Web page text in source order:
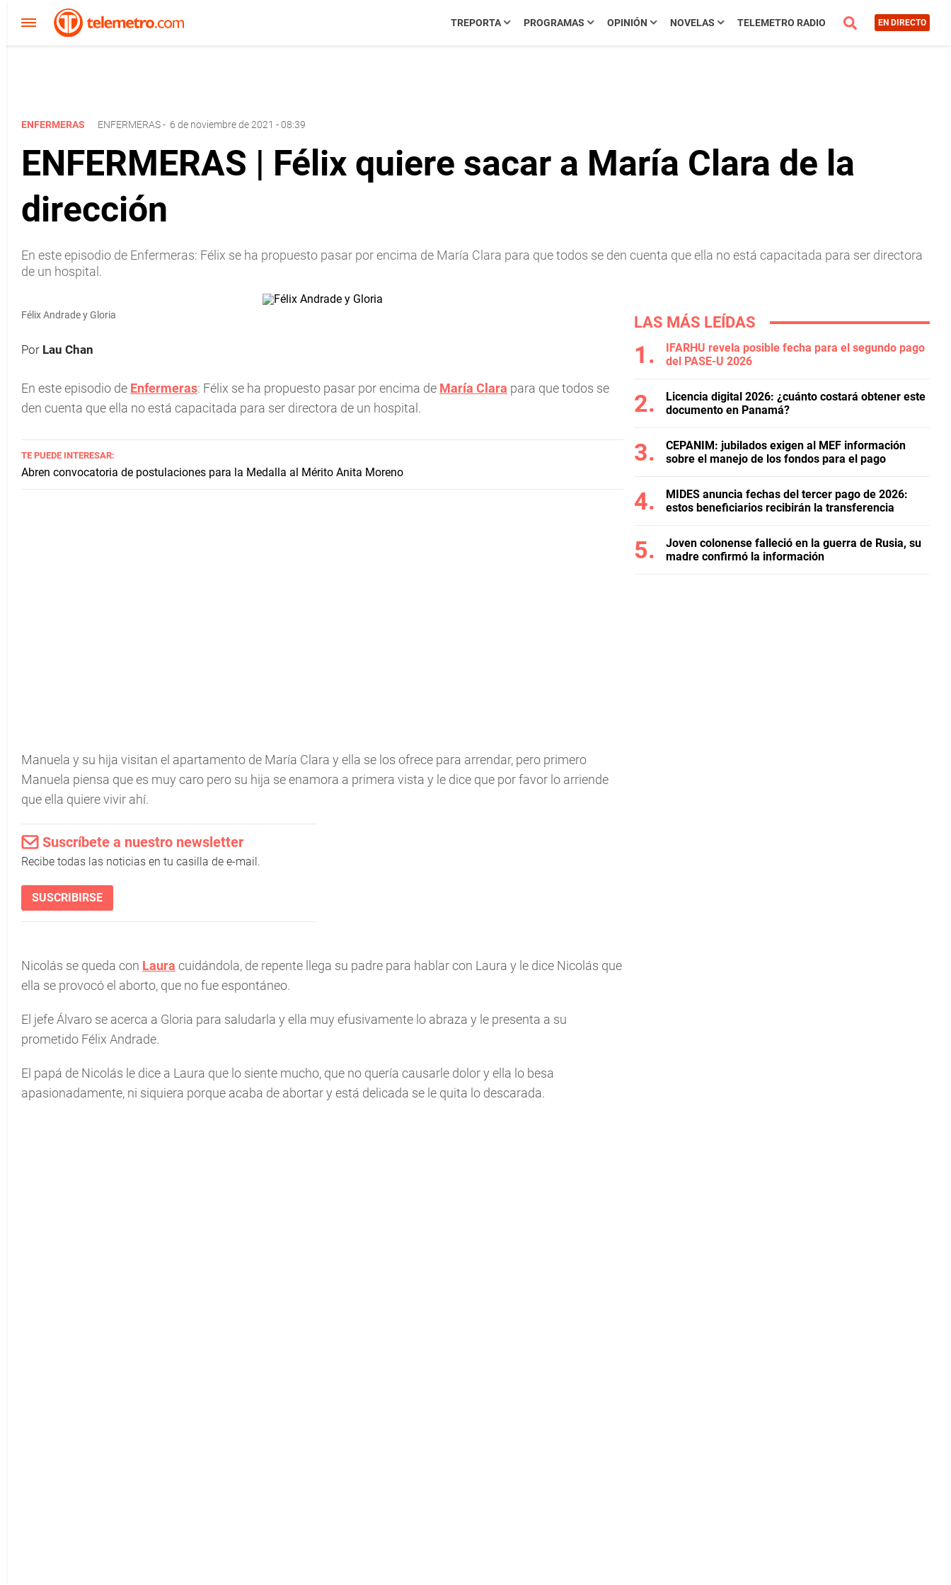
TREPORTA PROGRAMAS OPINIÓN NOVELAS TELEMETRO RADIO EN DIRECTO
ENFERMERAS ENFERMERAS- 6 de noviembre de 2021 - 08:39
ENFERMERAS | Félix quiere sacar a María Clara de la
dirección
En este episodio de Enfermeras: Félix se ha propuesto pasar por encima de María Clara para que todos se den cuenta que ella no está capacitada para ser directora
de un hospital.
Félix Andrade y Gloria
Por Lau Chan
En este episodio de Enfermeras: Félix se ha propuesto pasar por encima de María Clara para que todos se
den cuenta que ella no está capacitada para ser directora de un hospital.
TE PUEDE INTERESAR:
Abren convocatoria de postulaciones para la Medalla al Mérito Anita Moreno
Manuela y su hija visitan el apartamento de María Clara y ella se los ofrece para arrendar, pero primero
Manuela piensa que es muy caro pero su hija se enamora a primera vista y le dice que por favor lo arriende
que ella quiere vivir ahí.
Suscríbete a nuestro newsletter
Recibe todas las noticias en tu casilla de e-mail.
SUSCRIBIRSE
Nicolás se queda con Laura cuidándola, de repente llega su padre para hablar con Laura y le dice Nicolás que
ella se provocó el aborto, que no fue espontáneo.
El jefe Álvaro se acerca a Gloria para saludarla y ella muy efusivamente lo abraza y le presenta a su
prometido Félix Andrade.
El papá de Nicolás le dice a Laura que lo siente mucho, que no quería causarle dolor y ella lo besa
apasionadamente, ni siquiera porque acaba de abortar y está delicada se le quita lo descarada.
LAS MÁS LEÍDAS
IFARHU revela posible fecha para el segundo pago
del PASE-U 2026
Licencia digital 2026: ¿cuánto costará obtener este
documento en Panamá?
CEPANIM: jubilados exigen al MEF información
sobre el manejo de los fondos para el pago
MIDES anuncia fechas del tercer pago de 2026:
estos beneficiarios recibirán la transferencia
Joven colonense falleció en la guerra de Rusia, su
madre confirmó la información